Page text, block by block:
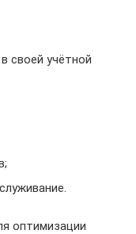
своей учётной
оптимизации